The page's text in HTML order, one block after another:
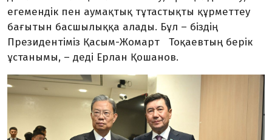
егемендік пен аумақтық тұтастықты құрметтеу
бағытын басшылыққа алады. Бұл – біздің
Президентіміз Қасым-Жомарт Тоқаевтың берік
ұстанымы, – деді Ерлан Қошанов.